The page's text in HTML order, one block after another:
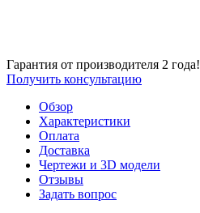
Гарантия от производителя 2 года!
Получить консультацию
Обзор
Характеристики
Оплата
Доставка
Чертежи и 3D модели
Отзывы
Задать вопрос